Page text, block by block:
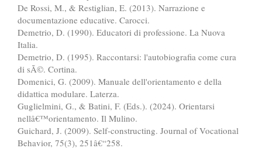
De Rossi, M., & Restiglian, E. (2013). Narrazione e
documentazione educative. Carocci.
Demetrio, D. (1990). Educatori di professione. La Nuova
Italia.
Demetrio, D. (1995). Raccontarsi: l'autobiografia come cura
di sÃ©. Cortina.
Domenici, G. (2009). Manuale dell'orientamento e della
didattica modulare. Laterza.
Guglielmini, G., & Batini, F. (Eds.). (2024). Orientarsi
nellâ€™orientamento. Il Mulino.
Guichard, J. (2009). Self-constructing. Journal of Vocational
Behavior, 75(3), 251â€“258.